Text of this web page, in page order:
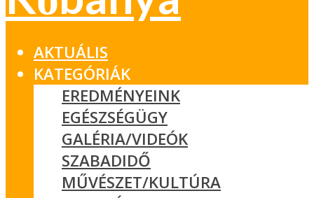
AKTUÁLIS
KATEGÓRIÁK
EREDMÉNYEINK
EGÉSZSÉGÜGY
GALÉRIA/VIDEÓK
SZABADIDŐ
MŰVÉSZET/KULTÚRA